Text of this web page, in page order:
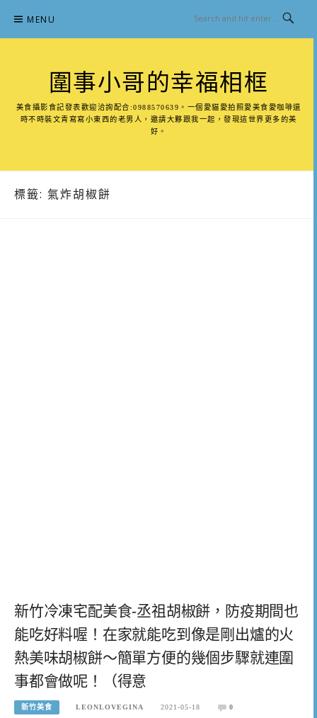
content
MENU
圍事小哥的幸福相框
美食攝影食記發表歡迎洽詢配合:0988570639。一個愛貓愛拍照愛美食愛咖啡還
時不時裝文青寫寫小東西的老男人，邀請大夥跟我一起，發現這世界更多的美
好。
標籤: 氣炸胡椒餅
新竹冷凍宅配美食-丞祖胡椒餅，防疫期間也
能吃好料喔！在家就能吃到像是剛出爐的火
熱美味胡椒餅～簡單方便的幾個步驟就連圍
事都會做呢！（得意
新竹美食 LEONLOVEGINA 2021-05-18 0